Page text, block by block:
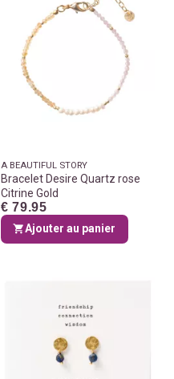
A BEAUTIFUL STORY
Bracelet Desire Quartz rose
Citrine Gold
€ 79.95
Ajouter au panier